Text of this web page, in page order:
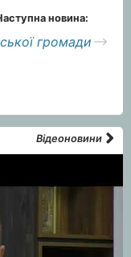
новина:
громади
Відеоновини